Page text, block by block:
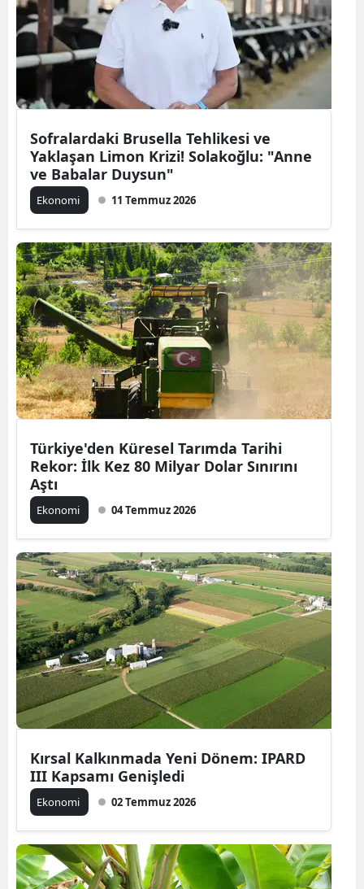
Sofralardaki Brusella Tehlikesi ve
Yaklaşan Limon Krizi! Solakoğlu: "Anne
ve Babalar Duysun"
Ekonomi 11 Temmuz 2026
Türkiye'den Küresel Tarımda Tarihi
Rekor: İlk Kez 80 Milyar Dolar Sınırını
Aştı
Ekonomi 04 Temmuz 2026
Kırsal Kalkınmada Yeni Dönem: IPARD
III Kapsamı Genişledi
Ekonomi 02 Temmuz 2026